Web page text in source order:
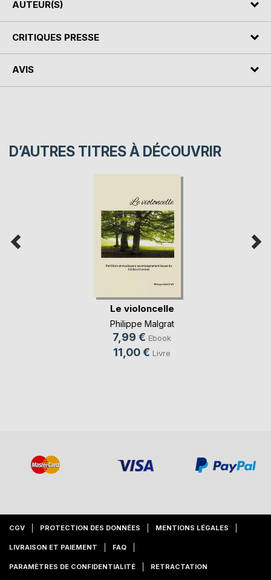
AUTEUR(S)
CRITIQUES PRESSE
AVIS
D’AUTRES TITRES À DÉCOUVRIR
Le violoncelle
Philippe Malgrat
7,99 € Ebook
11,00 € Livre
CGV PROTECTION DES DONNÉES MENTIONS LÉGALES
LIVRAISON ET PAIEMENT FAQ
PARAMÈTRES DE CONFIDENTIALITÉ RETRACTATION